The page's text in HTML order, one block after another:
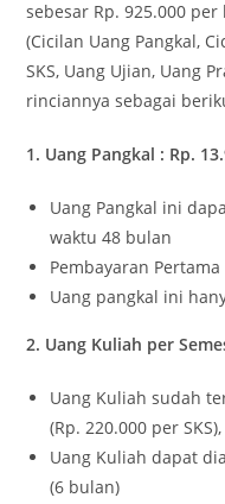
sebesar Rp. 925.000
(Cicilan Uang Pangkal,
SKS, Uang Ujian, Uang
rinciannya sebagai
1. Uang Pangkal : Rp.
Uang Pangkal ini
waktu 48 bulan
Pembayaran
Uang pangkal ini
2. Uang Kuliah per
Uang Kuliah sudah
(Rp. 220.000 per
Uang Kuliah dapat
(6 bulan)